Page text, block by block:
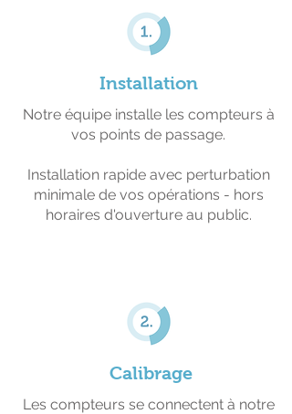
Installation
Notre équipe installe les compteurs à
vos points de passage.
Installation rapide avec perturbation
minimale de vos opérations - hors
horaires d'ouverture au public.
Calibrage
Les compteurs se connectent à notre